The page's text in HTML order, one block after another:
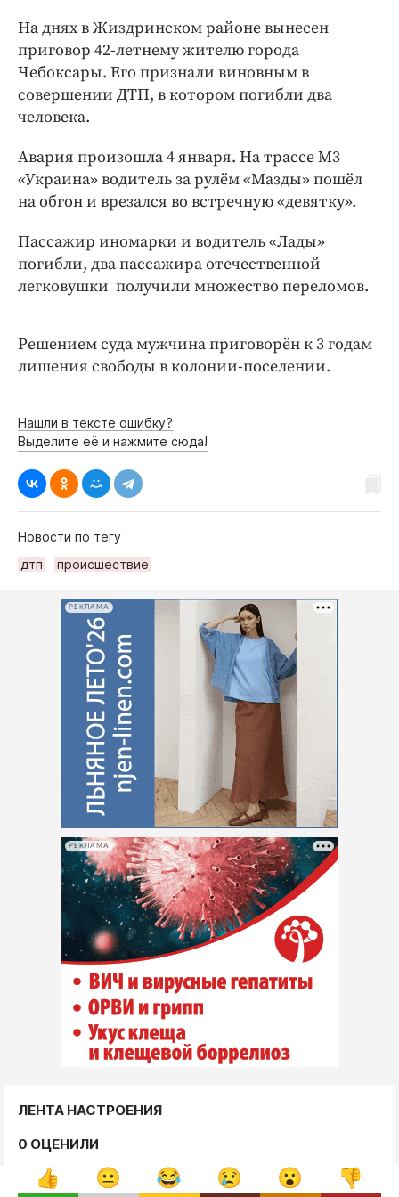
Интересное чтиво
Клиника года
Бренд года
Работодатель года
На днях в Жиздринском районе вынесен
приговор 42-летнему жителю города
Чебоксары. Его признали виновным в
совершении ДТП, в котором погибли два
человека.
Авария произошла 4 января. На трассе М3
«Украина» водитель за рулём «Мазды» пошёл
на обгон и врезался во встречную «девятку».
Пассажир иномарки и водитель «Лады»
погибли, два пассажира отечественной
легковушки получили множество переломов.
Решением суда мужчина приговорён к 3 годам
лишения свободы в колонии-поселении.
Нашли в тексте ошибку?
Выделите её и нажмите сюда!
Новости по тегу
дтп
происшествие
РЕКЛАМА
РЕКЛАМА
ЛЕНТА НАСТРОЕНИЯ
0 ОЦЕНИЛИ